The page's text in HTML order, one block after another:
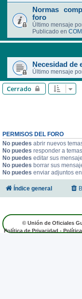
Normas
foro
Último mensaje
Publicado en
Necesidad de
Último mensaje
Cerrado
PERMISOS DEL FORO
No puedes abrir nuevos
No puedes responder a
No puedes editar sus
No puedes borrar sus
No puedes enviar adjuntos
Índice general
© Unión de Oficiales
Política de Privacidad-